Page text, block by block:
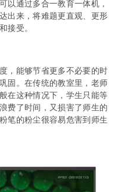
以通过多合一教育一体机，
出来，将难题更直观、更形
接受。
，能够节省更多不必要的时
固。在传统的教室里，老师
在这种情况下，学生只能等
费了时间，又损害了师生的
笔的粉尘很容易危害到师生